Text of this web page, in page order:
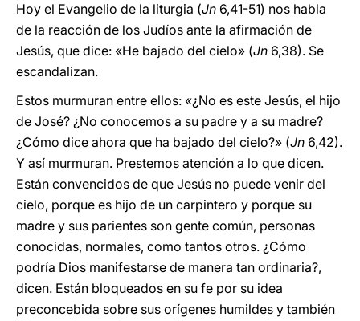
Hoy el Evangelio de la liturgia (Jn 6,41-51) nos habla
de la reacción de los Judíos ante la afirmación de
Jesús, que dice: «He bajado del cielo» (Jn 6,38). Se
escandalizan.
Estos murmuran entre ellos: «¿No es este Jesús, el hijo
de José? ¿No conocemos a su padre y a su madre?
¿Cómo dice ahora que ha bajado del cielo?» (Jn 6,42).
Y así murmuran. Prestemos atención a lo que dicen.
Están convencidos de que Jesús no puede venir del
cielo, porque es hijo de un carpintero y porque su
madre y sus parientes son gente común, personas
conocidas, normales, como tantos otros. ¿Cómo
podría Dios manifestarse de manera tan ordinaria?,
dicen. Están bloqueados en su fe por su idea
preconcebida sobre sus orígenes humildes y también